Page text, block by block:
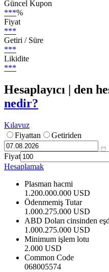
Güncel Kupon
***%
Fiyat
***
Getiri / Süre
***
Likidite
***
Hesaplayıcı | den
nedir?
Kılavuz
Fiyattan
Getiriden
Fiyat
Hesaplamak
Plasman hacmi
1.200.000.000 USD
Ödenmemiş Tutar
1.000.275.000 USD
ABD Doları cinsinden
1.000.275.000 USD
Minimum işlem lotu
2.000 USD
Common Code
068005574